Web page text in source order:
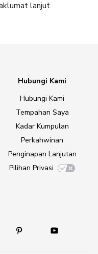
lanjut.
Hubungi Kami
Hubungi Kami
Tempahan Saya
Kadar Kumpulan
Perkahwinan
Penginapan Lanjutan
Pilihan Privasi